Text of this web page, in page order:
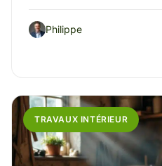
Philippe
TRAVAUX INTÉRIEUR